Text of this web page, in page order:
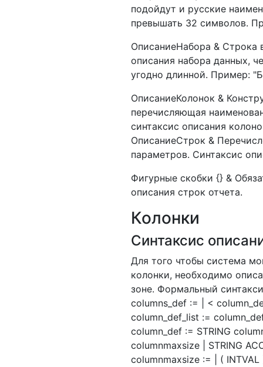
подойдут и русские
превышать 32 символов.
ОписаниеНабора & Строка
описания набора данных,
угодно длинной. Пример:
ОписаниеКолонок &
перечисляющая
синтаксис описания
ОписаниеСтрок &
параметров. Синтаксис
Фигурные скобки {} &
описания строк отчета.
Колонки
Синтаксис
Для того чтобы система
колонки, необходимо
зоне. Формальный
columns_def := | <
column_def_list :=
column_def := STRING
columnmaxsize | STRING
columnmaxsize := | ( INTVAL